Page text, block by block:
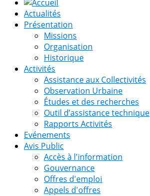
Actualités
Présentation
Missions
Organisation
Historique
Activités
Assistance aux Collectivités
Observation Urbaine
Études et des recherches
Outil d’assistance technique
Rapports Activités
Evénements
Avis Public
Accès à l'information
Gouvernance
Offres d'emploi
Appels d'offres